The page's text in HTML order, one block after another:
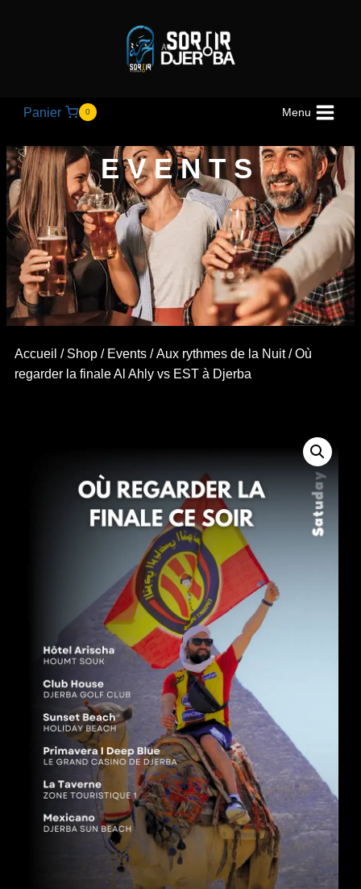
Panier 0 Menu
EVENTS
Accueil / Shop / Events /Aux rythmes de la Nuit/ Où
regarder la finale Al Ahly vs EST à Djerba